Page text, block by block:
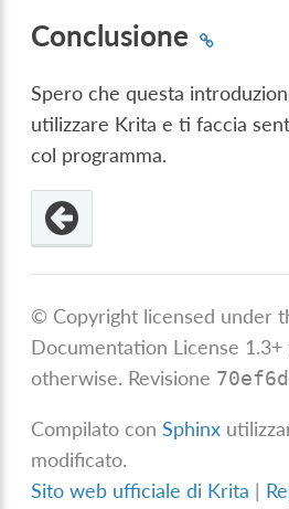
Conclusione
Spero che questa
utilizzare Krita e ti faccia
col programma.
© Copyright licensed under
Documentation License 1.3+
otherwise. Revisione
Compilato conSphinx
modificato.
Sito web ufficiale di Krita |